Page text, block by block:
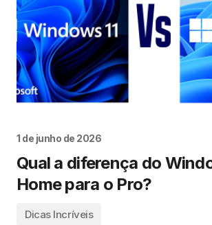
1 de junho de 2026
Qual a diferença do
Home para o Pro?
Dicas Incríveis